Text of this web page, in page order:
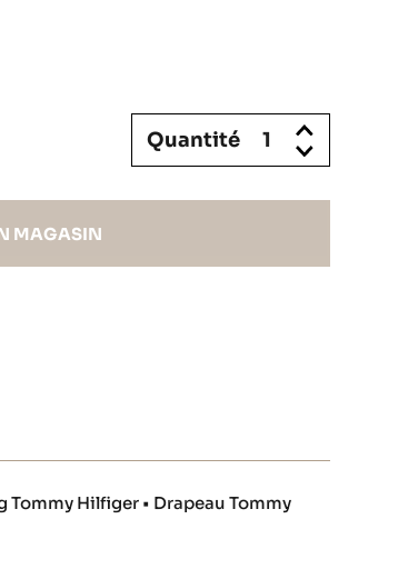
Quantité
MAGASIN
Tommy Hilfiger • Drapeau Tommy